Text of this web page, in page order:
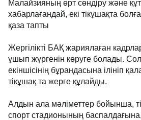
Малайзияның өрт сөндіру және
хабарлағандай, екі тікұшақта
қаза тапты
Жергілікті БАҚ жариялаған
ұшып жүргенін көруге болады. Сол
екіншісінің бұрандасына ілініп
тікұшақ та жерге құлайды.
Алдын ала мәліметтер бойынша,
спорт стадионының баспалдағына,